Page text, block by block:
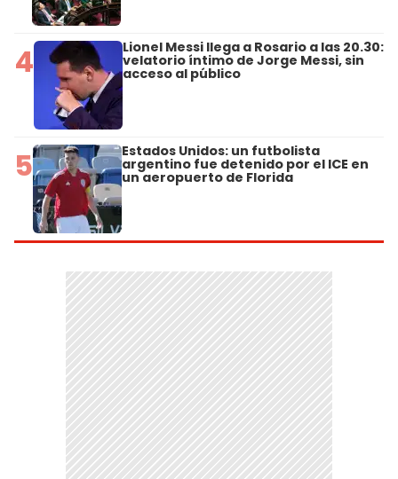
4 Lionel Messi llega a Rosario a las 20.30:
velatorio íntimo de Jorge Messi, sin
acceso al público
5 Estados Unidos: un futbolista
argentino fue detenido por el ICE en
un aeropuerto de Florida